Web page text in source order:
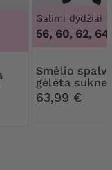
Galimi dydžiai
56, 60, 62, 64
Smėlio spalvos
gėlėta
63,99 €